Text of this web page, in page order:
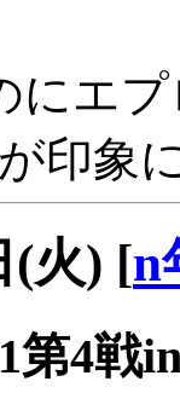
にエ
印象
(火) [n
第4戦